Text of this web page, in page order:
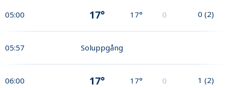
05:00 17° 17° 0 0 (2)
05:57 Soluppgång
06:00 17° 17° 0 1 (2)